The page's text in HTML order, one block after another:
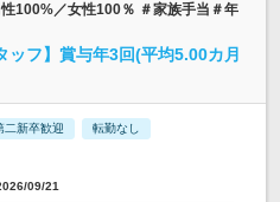
100%／女性100％ ＃家族手当＃年
フ】賞与年3回(平均5.00カ月
二新卒歓迎 転勤なし
09/21